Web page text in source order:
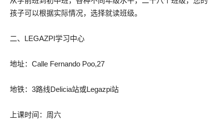
孩子可以根据实际情况，选择就读班级。
二、LEGAZPI学习中心
地址：Calle Fernando Poo,27
地铁：3路线Delicia站或Legazpi站
上课时间：周六